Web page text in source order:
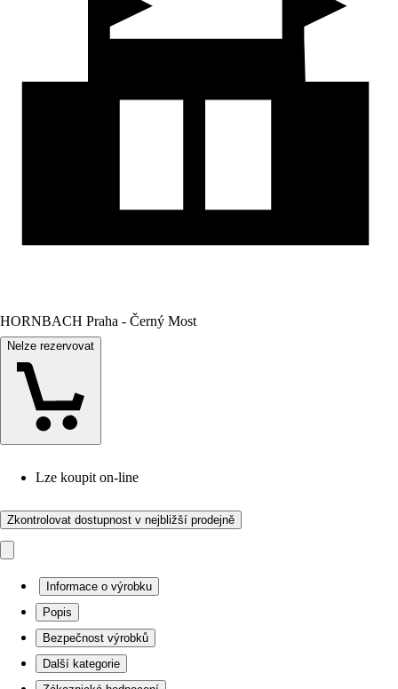
HORNBACH Praha - Černý Most
Nelze rezervovat
Lze koupit on-line
Zkontrolovat dostupnost v nejbližší prodejně
Informace o výrobku
Popis
Bezpečnost výrobků
Další kategorie